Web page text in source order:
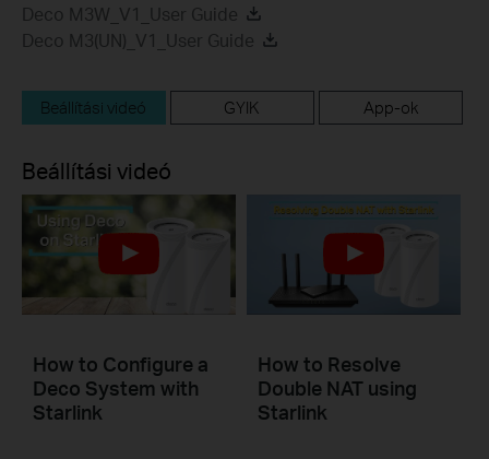
Deco M3W_V1_User Guide
Deco M3(UN)_V1_User Guide
Beállítási videó GYIK App-ok
Beállítási videó
How to Configure a
Deco System with
Starlink
How to Resolve
Double NAT using
Starlink